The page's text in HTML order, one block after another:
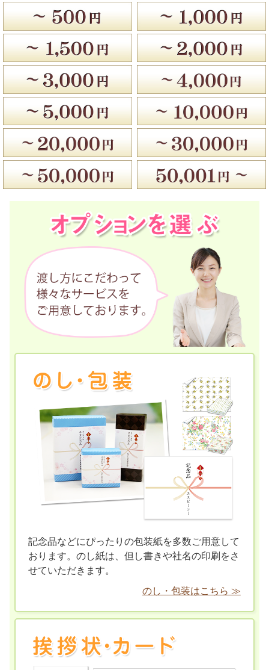
記念品などにぴったりの包装紙を多数ご用意して
おります。のし紙は、但し書きや社名の印刷をさ
せていただきます。
のし・包装はこちら ≫